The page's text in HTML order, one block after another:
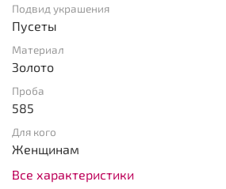
Подвид украшения
Пусеты
Материал
Золото
Проба
585
Для кого
Женщинам
Все характеристики